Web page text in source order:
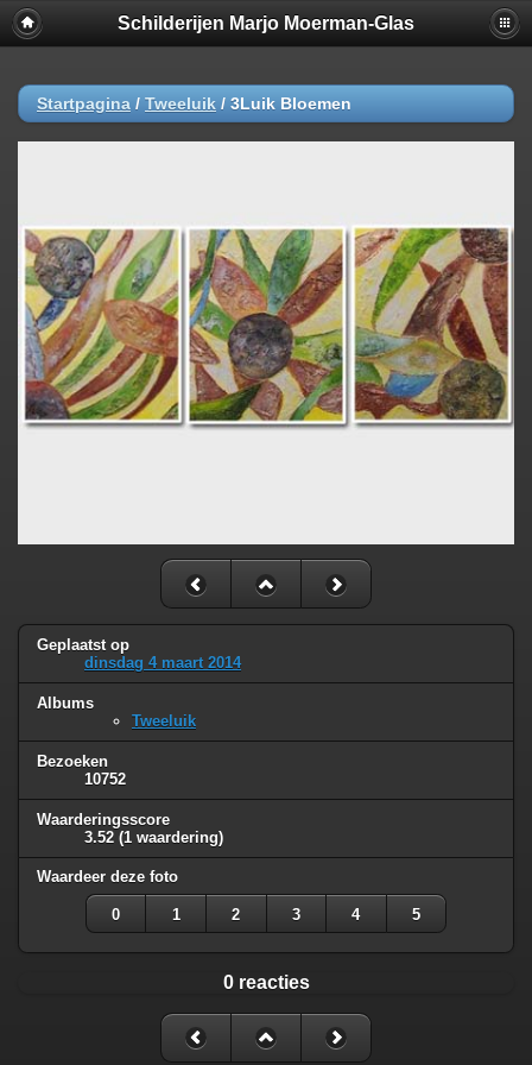
Schilderijen Marjo Moerman-Glas
Startpagina / Tweeluik / 3Luik Bloemen
Geplaatst op
dinsdag 4 maart 2014
Albums
Tweeluik
Bezoeken
10752
Waarderingsscore
3.52 (1 waardering)
Waardeer deze foto
0 1 2 3 4 5
0 reacties